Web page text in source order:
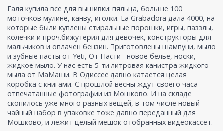
Галя купила все для вышивки: пяльца, больше 100
моточков мулине, канву, иголки. La Grabadora дала 4000, на
которые были куплены стиральные порошки, игры, паззлы,
колечки и проч.бижутерия для девочек, конструкторы для
мальчиков и оплачен бензин. Приготовлены шампуни, мыло
и зубные пасты от Yeti, От Насти– новое белье, носки,
жидкое мыло. У нас есть 5-ти литровая канистра жидкого
мыла от МаМаши. В Одиссее давно катается целая
коробка с книгами. С прошлой весны ждут своего часа
отпечатанные фотографии из Мошково. И на складе
скопилось уже много разных вещей, в том числе новый
чайный набор в упаковке тоже давно переданный для
Мошково, и лежит целый мешок отобранных видеокассет.